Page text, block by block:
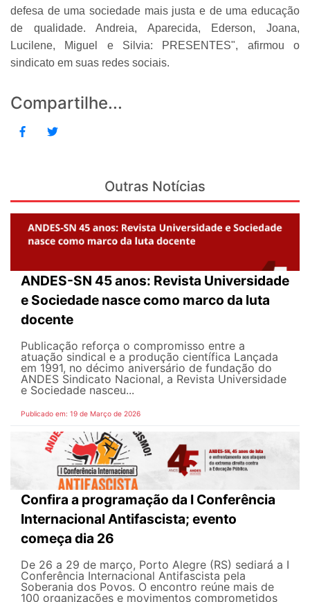
defesa de uma sociedade mais justa e de uma educação
de qualidade. Andreia, Aparecida, Ederson, Joana,
Lucilene, Miguel e Silvia: PRESENTES", afirmou o
sindicato em suas redes sociais.
Compartilhe...
Outras Notícias
ANDES-SN 45 anos: Revista Universidade
e Sociedade nasce como marco da luta
docente
Publicação reforça o compromisso entre a
atuação sindical e a produção científica Lançada
em 1991, no décimo aniversário de fundação do
ANDES Sindicato Nacional, a Revista Universidade
e Sociedade nasceu...
Publicado em: 19 de Março de 2026
Confira a programação da I Conferência
Internacional Antifascista; evento
começa dia 26
De 26 a 29 de março, Porto Alegre (RS) sediará a I
Conferência Internacional Antifascista pela
Soberania dos Povos. O encontro reúne mais de
100 organizações e movimentos comprometidos